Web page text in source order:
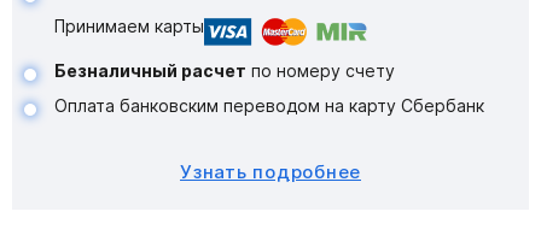
Принимаем карты
Безналичный расчет по номеру счету
Оплата банковским переводом на карту Сбербанк
Узнать подробнее